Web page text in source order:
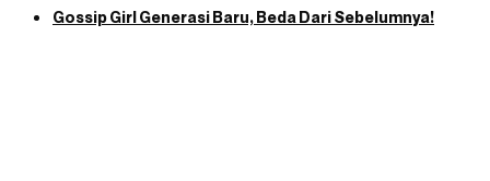
Gossip Girl Generasi Baru, Beda Dari Sebelumnya!